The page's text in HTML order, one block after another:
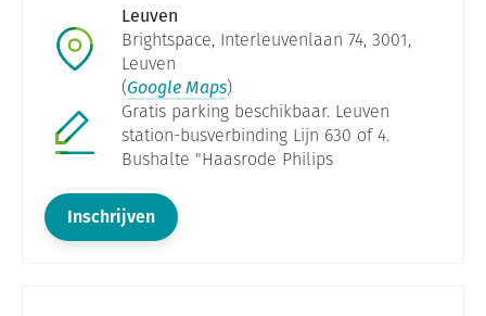
Leuven
Brightspace, Interleuvenlaan 74, 3001,
Leuven
(Google Maps)
Gratis parking beschikbaar. Leuven
station-busverbinding Lijn 630 of 4.
Bushalte "Haasrode Philips
Inschrijven